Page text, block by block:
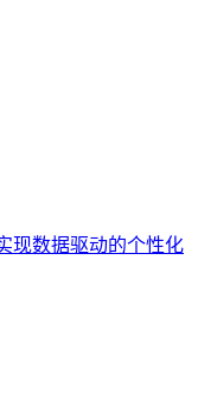
现数据驱动的个性化